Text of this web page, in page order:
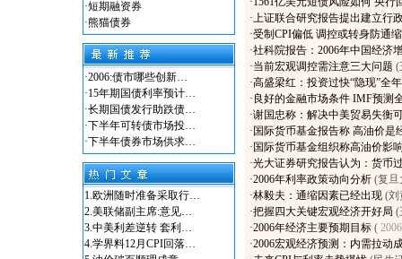
·短期融资券
·熊猫债券
·2006:债市哪些创新…
·15年期国债利率预计…
·长期国债发行助跌债…
·下半年可转债市场投…
·下半年债券市场供求…
1.欧洲随时准备采取行…
2.美联储副主席:意见…
3.中美利差逆转 套利…
4.学界料12月CPI回落…
·上证联合研究报告提出建立行
·受制CPI偏低 调控或转身防通缩
·社科院报告：2006年中国经济
·当前宏观调控需注意三大问题 (
·高盛梁红：投资过快“隐现”全
· 良好的金融市场条件 IMF预测
·谢国忠称：解决中美贸易失衡
· 国际货币基金报告称 高油价
· 国际货币基金组织称高油价影
·光大证券研究报告认为：货币
·2006年利率政策动向分析 (复旦
·林毅夫：通缩因素已经出现 (
·把握四大关键宏观经济开好局 (
·2006年经济主要预期目标 (
·2006宏观经济预测：内需拉动